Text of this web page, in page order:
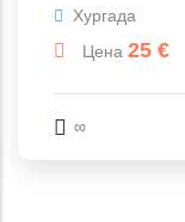
Хургада
Цена 25 €
∞